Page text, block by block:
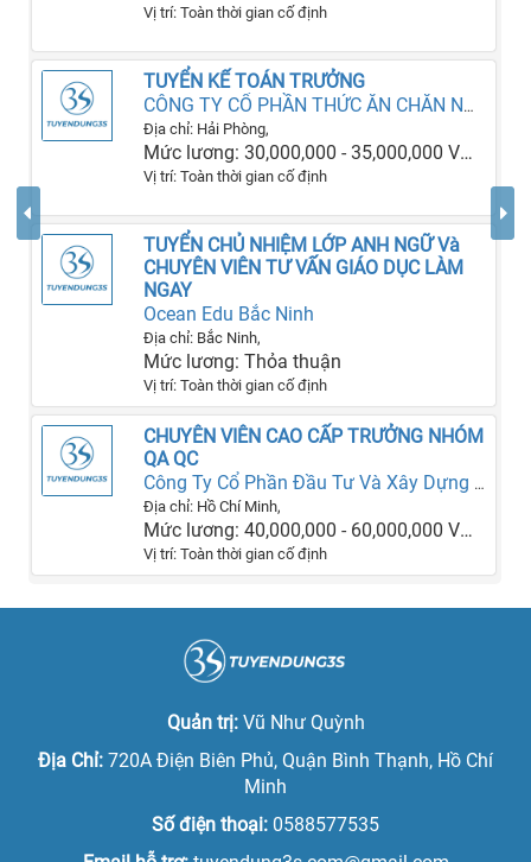
Vị trí: Toàn thời gian cố định
TUYỂN KẾ TOÁN TRƯỞNG
CÔNG TY CỔ PHẦN THỨC ĂN CHĂN NUÔI VIỆT TRUNG HD
Địa chỉ: Hải Phòng,
Mức lương: 30,000,000 - 35,000,000 VNĐ
Vị trí: Toàn thời gian cố định
TUYỂN CHỦ NHIỆM LỚP ANH NGỮ Và
CHUYÊN VIÊN TƯ VẤN GIÁO DỤC LÀM
NGAY
Ocean Edu Bắc Ninh
Địa chỉ: Bắc Ninh,
Mức lương: Thỏa thuận
Vị trí: Toàn thời gian cố định
CHUYÊN VIÊN CAO CẤP TRƯỞNG NHÓM
QA QC
Công Ty Cổ Phần Đầu Tư Và Xây Dựng SGC
Địa chỉ: Hồ Chí Minh,
Mức lương: 40,000,000 - 60,000,000 VNĐ
Vị trí: Toàn thời gian cố định
Quản trị: Vũ Như Quỳnh
Địa Chỉ: 720A Điện Biên Phủ, Quận Bình Thạnh, Hồ Chí
Minh
Số điện thoại: 0588577535